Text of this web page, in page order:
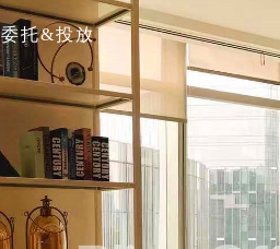
委托&投放